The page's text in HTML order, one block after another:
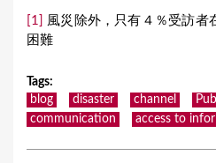
[1]
風災除外，只有４％受訪者
困難
Tags:
blog
disaster channel
communication
access to